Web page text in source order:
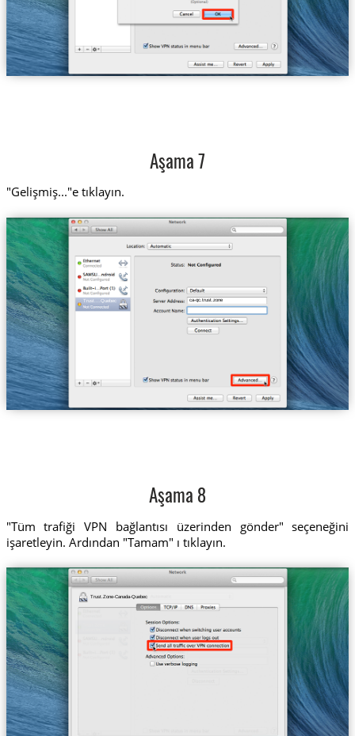
Aşama 7
"Gelişmiş..."e tıklayın.
Trust....Quebec ca-qc.trust.zone
Aşama 8
"Tüm trafiği VPN bağlantısı üzerinden gönder" seçeneğini
işaretleyin. Ardından "Tamam" ı tıklayın.
Trust.Zone-Canada-Quebec